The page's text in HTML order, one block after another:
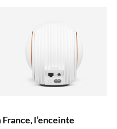
l’enceinte